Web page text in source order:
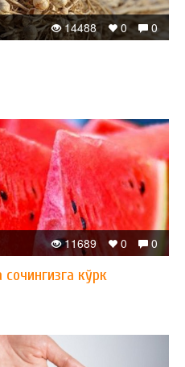
0
0
14488
0
0
11689
кўрк